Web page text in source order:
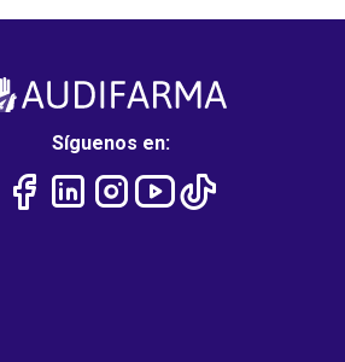
Síguenos en: